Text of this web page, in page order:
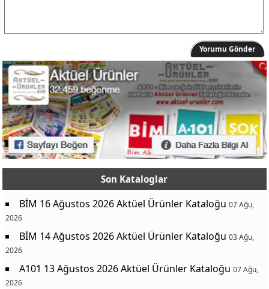
Yorumu Gönder
Son Kataloglar
BİM 16 Ağustos 2026 Aktüel Ürünler Kataloğu 07 Ağu,
2026
BİM 14 Ağustos 2026 Aktüel Ürünler Kataloğu 03 Ağu,
2026
A101 13 Ağustos 2026 Aktüel Ürünler Kataloğu 07 Ağu,
2026